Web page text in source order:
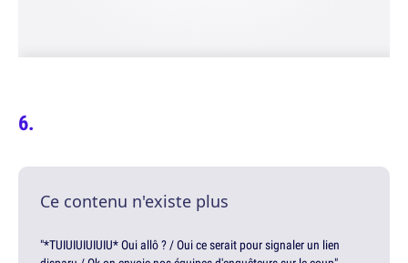
Ce contenu n'existe plus
"*TUIUIUIUIUIU* Oui allô ? / Oui ce serait pour signaler un lien